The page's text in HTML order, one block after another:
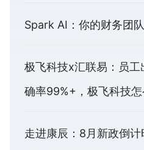
Spark AI：你的财务团
极飞科技x汇联易：员
确率99%+，极飞科技怎
走进康辰：8月新政倒